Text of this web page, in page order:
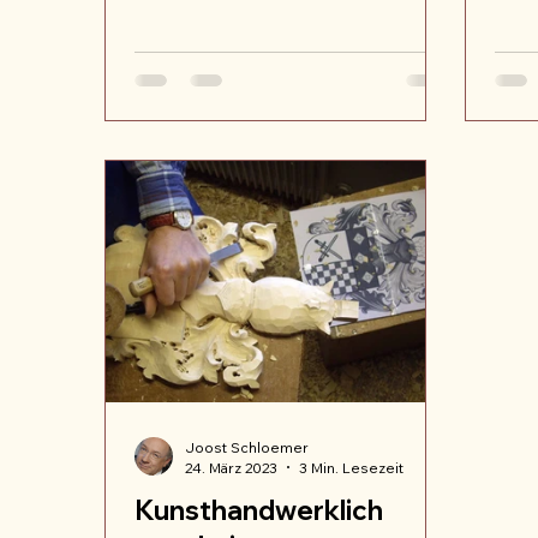
sind.
Kunsthandwerklich
Joost Schloemer
24. März 2023
3 Min. Lesezeit